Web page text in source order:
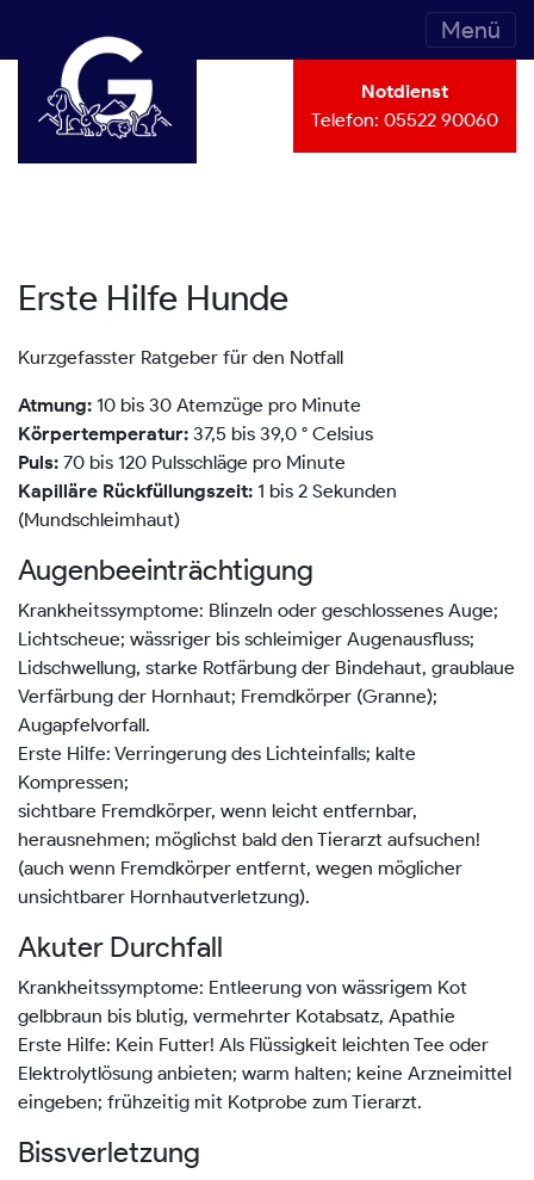
Menü
Notdienst
Telefon: 05522 90060
Erste Hilfe Hunde
Kurzgefasster Ratgeber für den Notfall
Atmung: 10 bis 30 Atemzüge pro Minute
Körpertemperatur: 37,5 bis 39,0 ° Celsius
Puls: 70 bis 120 Pulsschläge pro Minute
Kapilläre Rückfüllungszeit: 1 bis 2 Sekunden
(Mundschleimhaut)
Augenbeeinträchtigung
Krankheitssymptome: Blinzeln oder geschlossenes Auge;
Lichtscheue; wässriger bis schleimiger Augenausfluss;
Lidschwellung, starke Rotfärbung der Bindehaut, graublaue
Verfärbung der Hornhaut; Fremdkörper (Granne);
Augapfelvorfall.
Erste Hilfe: Verringerung des Lichteinfalls; kalte
Kompressen;
sichtbare Fremdkörper, wenn leicht entfernbar,
herausnehmen; möglichst bald den Tierarzt aufsuchen!
(auch wenn Fremdkörper entfernt, wegen möglicher
unsichtbarer Hornhautverletzung).
Akuter Durchfall
Krankheitssymptome: Entleerung von wässrigem Kot
gelbbraun bis blutig, vermehrter Kotabsatz, Apathie
Erste Hilfe: Kein Futter! Als Flüssigkeit leichten Tee oder
Elektrolytlösung anbieten; warm halten; keine Arzneimittel
eingeben; frühzeitig mit Kotprobe zum Tierarzt.
Bissverletzung